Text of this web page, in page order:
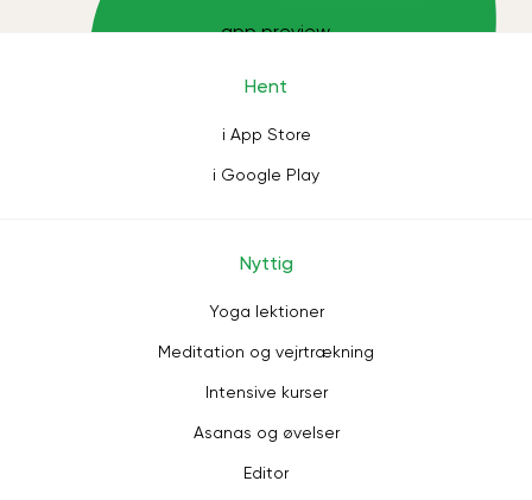
Hent
i App Store
i Google Play
Nyttig
Yoga lektioner
Meditation og vejrtrækning
Intensive kurser
Asanas og øvelser
Editor